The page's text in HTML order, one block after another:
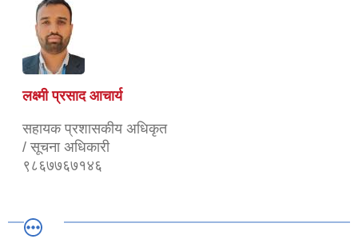
लक्ष्मी प्रसाद आचार्य
सहायक प्रशासकीय अधिकृत
/ सूचना अधिकारी
९८६७७६७१४६